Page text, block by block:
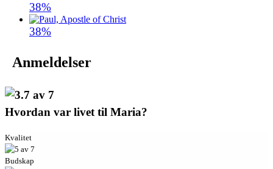
38%
38%
Anmeldelser
Hvordan var livet til Maria?
Kvalitet
Budskap